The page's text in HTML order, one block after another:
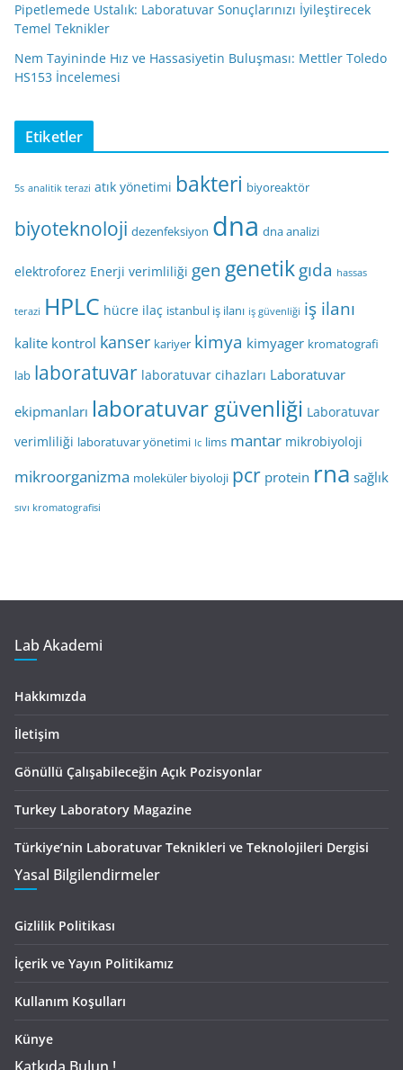
Pipetlemede Ustalık: Laboratuvar Sonuçlarınızı İyileştirecek
Temel Teknikler
Nem Tayininde Hız ve Hassasiyetin Buluşması: Mettler Toledo
HS153 İncelemesi
Etiketler
5s analitik terazi atık yönetimi bakteri biyoreaktör
biyoteknoloji dezenfeksiyon dna dna analizi
elektroforez Enerji verimliliği gen genetikgıda hassas
terazi HPLC hücre ilaç istanbul iş ilanı iş güvenliği iş ilanı
kalite kontrol kanser kariyer kimya kimyager kromatografi
lab laboratuvar laboratuvar cihazları Laboratuvar
ekipmanları laboratuvar güvenliği Laboratuvar
verimliliği laboratuvar yönetimi lc lims mantar mikrobiyoloji
mikroorganizma moleküler biyoloji pcr protein rna sağlık
sıvı kromatografisi
Lab Akademi
Hakkımızda
İletişim
Gönüllü Çalışabileceğin Açık Pozisyonlar
Turkey Laboratory Magazine
Türkiye’nin Laboratuvar Teknikleri ve Teknolojileri Dergisi
Yasal Bilgilendirmeler
Gizlilik Politikası
İçerik ve Yayın Politikamız
Kullanım Koşulları
Künye